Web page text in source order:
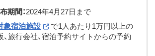
期間：2024年4月27日まで
象宿泊施設
で1人あたり1万円以上の
、旅行会社、宿泊予約サイトからの予約